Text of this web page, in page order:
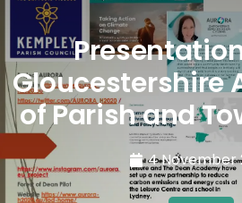
Gloucestershire
of Parish and
4 November